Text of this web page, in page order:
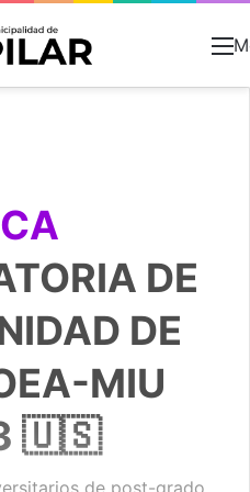
DE
DE
MIU
🇺🇸